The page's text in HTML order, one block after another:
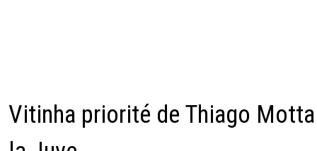
Vitinha priorité de Thiago